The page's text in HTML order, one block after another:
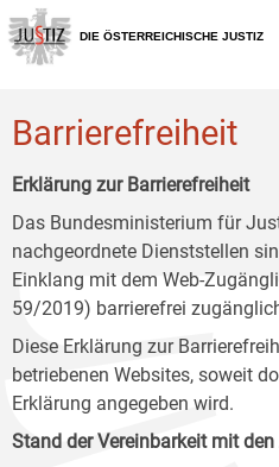
Zur
Hauptnavigation
[1]
Zum
Inhalt
[2]
Zum
Untermenü
[3]
DIE ÖSTERREICHISCHE JUSTIZ
Barrierefreiheit
Erklärung zur Barrierefreiheit
Das Bundesministerium für
nachgeordnete Dienststellen
Einklang mit dem Web-
59/2019) barrierefrei
Diese Erklärung zur
betriebenen Websites, soweit
Erklärung angegeben wird.
Stand der Vereinbarkeit mit